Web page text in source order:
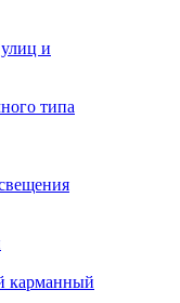
и
типа
карманный